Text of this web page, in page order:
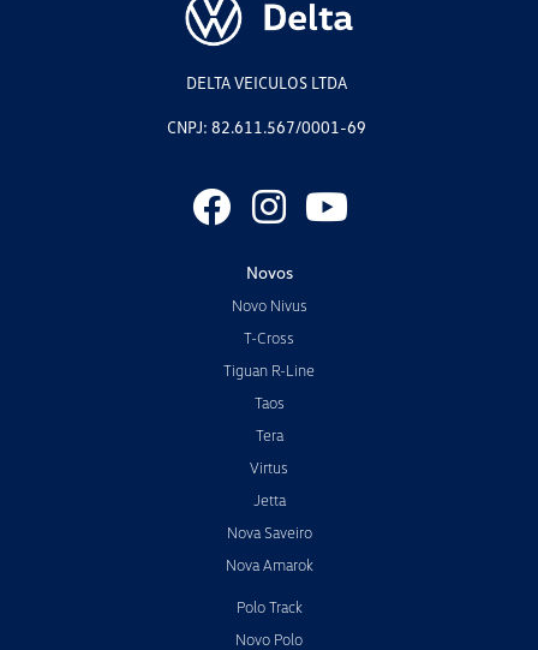
DELTA VEICULOS LTDA
CNPJ: 82.611.567/0001-69
Novos
Novo Nivus
T-Cross
Tiguan R-Line
Taos
Tera
Virtus
Jetta
Nova Saveiro
Nova Amarok
Polo Track
Novo Polo